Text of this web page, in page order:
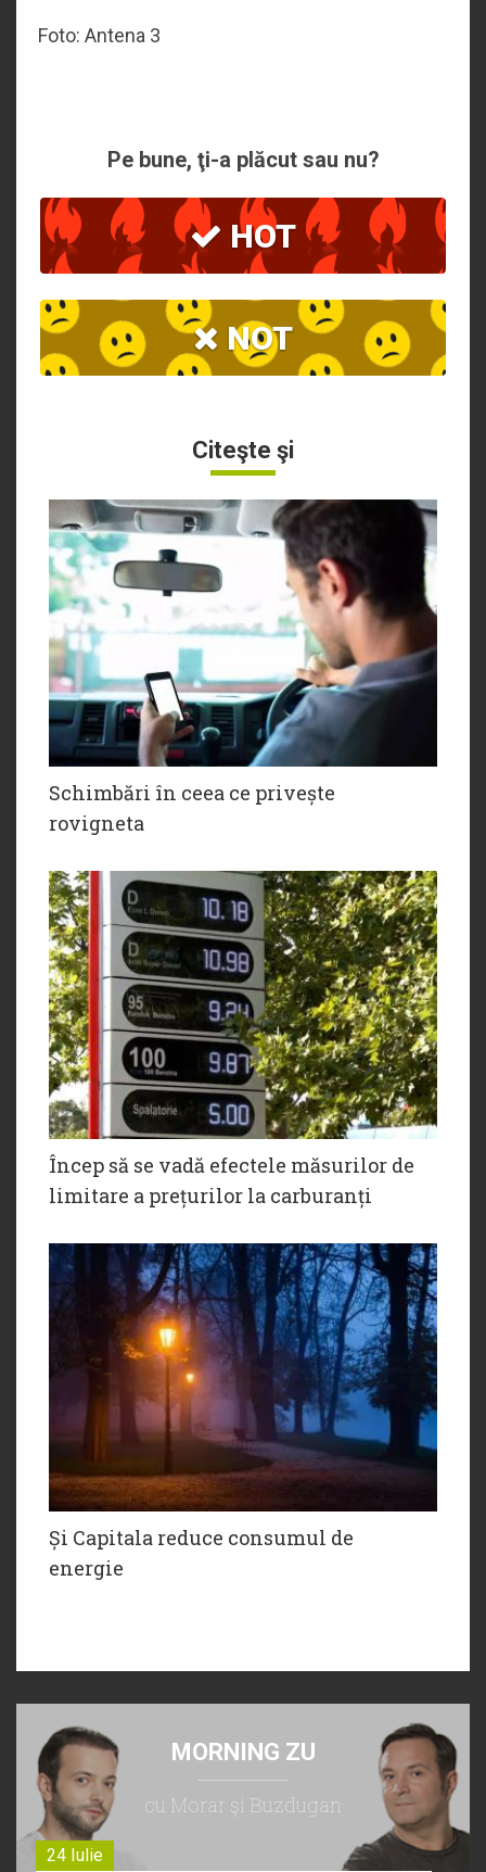
Foto: Antena 3
Pe bune, ţi-a plăcut sau nu?
HOT
NOT
Citeşte şi
Schimbări în ceea ce privește
rovigneta
Încep să se vadă efectele măsurilor de
limitare a prețurilor la carburanți
Și Capitala reduce consumul de
energie
MORNING ZU
cu Morar şi Buzdugan
24 Iulie